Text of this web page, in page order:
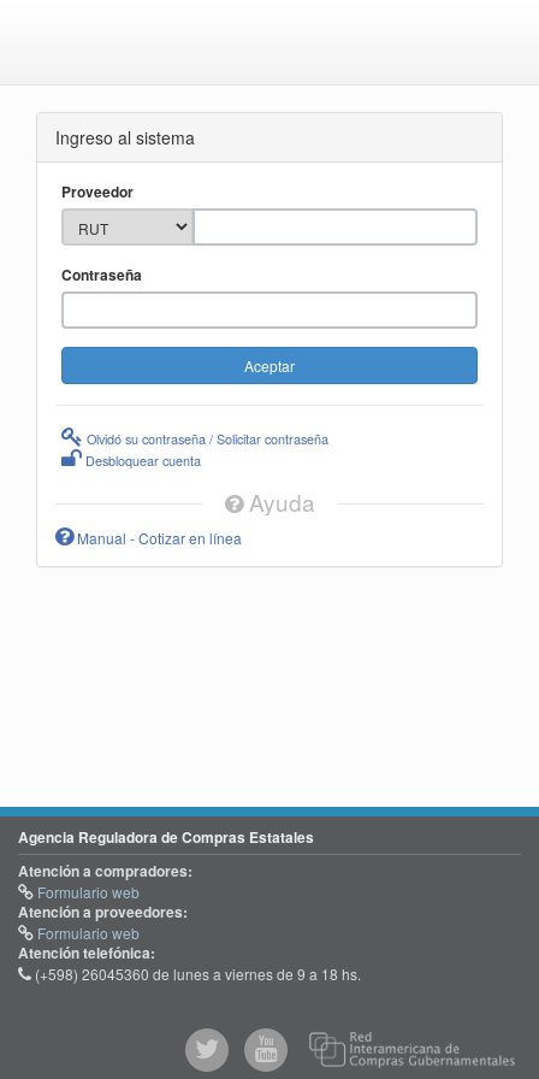
Ingreso al sistema
Proveedor
Contraseña
Olvidó su contraseña / Solicitar contraseña
Desbloquear cuenta
Ayuda
Manual - Cotizar en línea
Agencia Reguladora de Compras Estatales
Atención a compradores:
Formulario web
Atención a proveedores:
Formulario web
Atención telefónica:
(+598) 26045360 de lunes a viernes de 9 a 18 hs.
@comprasgubuy
ACCE